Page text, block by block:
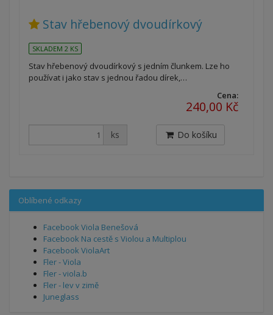
Stav hřebenový dvoudírkový
SKLADEM 2 KS
Stav hřebenový dvoudírkový s jedním člunkem. Lze ho
používat i jako stav s jednou řadou dírek,…
Cena:
240,00 Kč
ks Do košíku
Oblíbené odkazy
Facebook Viola Benešová
Facebook Na cestě s Violou a Multiplou
Facebook ViolaArt
Fler - Viola
Fler - viola.b
Fler - lev v zimě
Juneglass